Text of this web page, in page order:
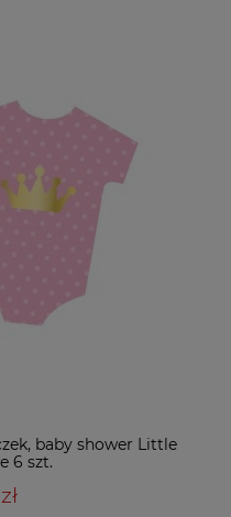
baby shower Little
6 szt.